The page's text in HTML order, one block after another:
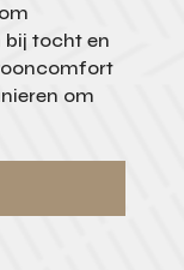
bij tocht en
om